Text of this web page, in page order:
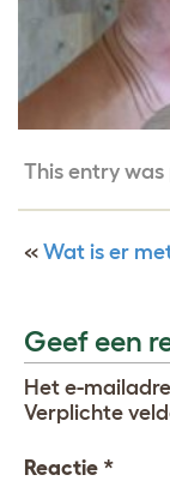
This entry
« Wat is er
Geef een
Het e-
Verplichte
Reactie *